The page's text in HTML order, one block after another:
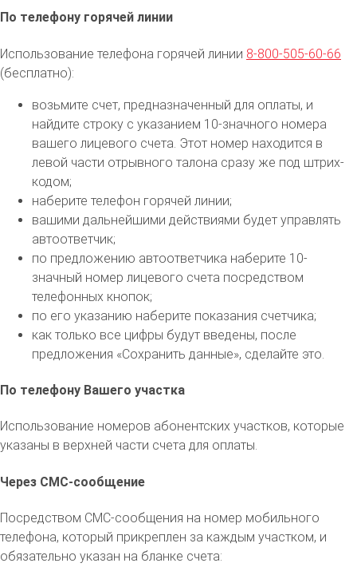
По телефону горячей линии
Использование телефона горячей линии 8-800-505-60-66
(бесплатно):
возьмите счет, предназначенный для оплаты, и
найдите строку с указанием 10-значного номера
вашего лицевого счета. Этот номер находится в
левой части отрывного талона сразу же под штрих-
кодом;
наберите телефон горячей линии;
вашими дальнейшими действиями будет управлять
автоответчик;
по предложению автоответчика наберите 10-
значный номер лицевого счета посредством
телефонных кнопок;
по его указанию наберите показания счетчика;
как только все цифры будут введены, после
предложения «Сохранить данные», сделайте это.
По телефону Вашего участка
Использование номеров абонентских участков, которые
указаны в верхней части счета для оплаты.
Через СМС-сообщение
Посредством СМС-сообщения на номер мобильного
телефона, который прикреплен за каждым участком, и
обязательно указан на бланке счета: